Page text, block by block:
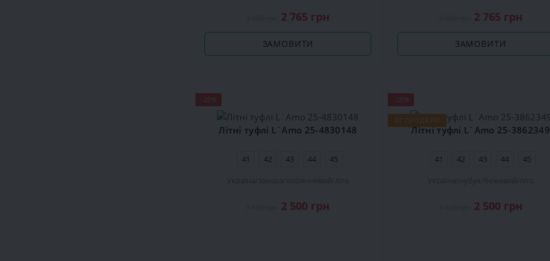
2 765 грн
ЗАМОВИТИ
2 765 грн
ЗАМОВИТИ
Літні туфлі L`Amo 25-4830148
41 42 43 44
45
2 500 грн
ХІТ ПРОДАЖІВ
Літні туфлі L`Amo 25-3862349
41 42 43 44
45
2 500 грн